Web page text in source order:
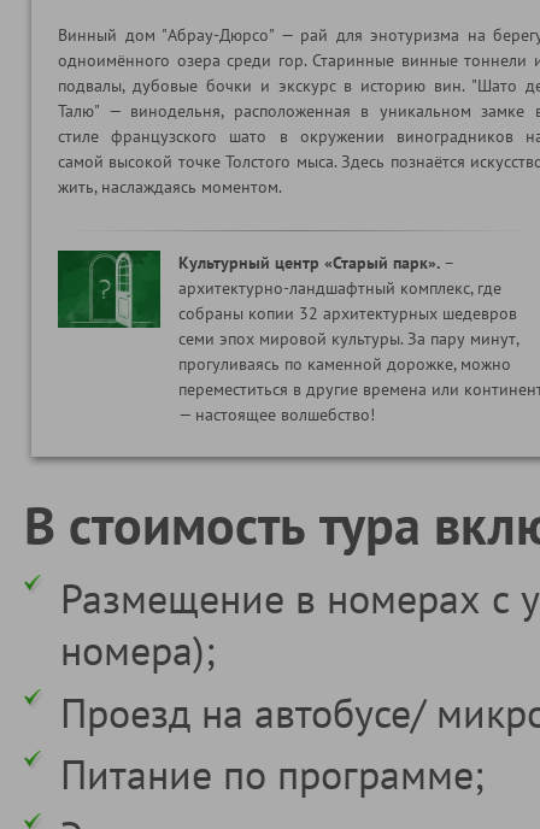
Винный дом "Абрау-Дюрсо" — рай для энотуризма на
одноимённого озера среди гор. Старинные винные тоннели
подвалы, дубовые бочки и экскурс в историю вин. "Шато
Талю" — винодельня, расположенная в уникальном замке
стиле французского шато в окружении виноградников
самой высокой точке Толстого мыса. Здесь познаётся
жить, наслаждаясь моментом.
Культурный центр «Старый парк». –
архитектурно-ландшафтный комплекс, где
собраны копии 32 архитектурных шедевров
семи эпох мировой культуры. За пару минут,
прогуливаясь по каменной дорожке, можно
переместиться в другие времена или
— настоящее волшебство!
В стоимость тура
Размещение в номерах с
номера);
Проезд на автобусе/
Питание по программе;